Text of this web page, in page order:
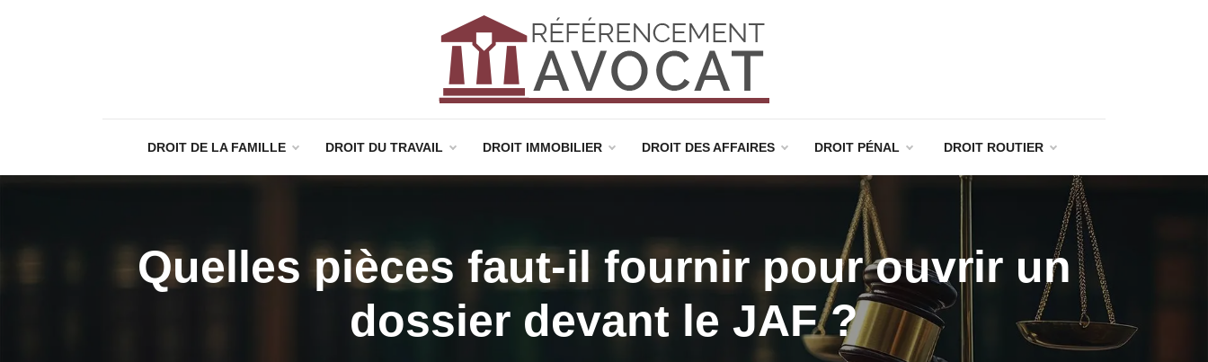
DROIT DE LA FAMILLE DROIT DU TRAVAIL DROIT IMMOBILIER DROIT DES AFFAIRES DROIT PÉNAL DROIT ROUTIER
Quelles pièces faut-il fournir pour ouvrir un
dossier devant le JAF ?